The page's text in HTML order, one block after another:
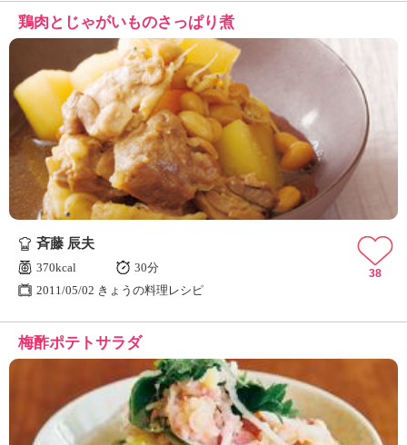
鶏肉とじゃがいものさっぱり煮
斉藤 辰夫
370kcal
30分
2011/05/02 きょうの料理レシピ
38
梅酢ポテトサラダ